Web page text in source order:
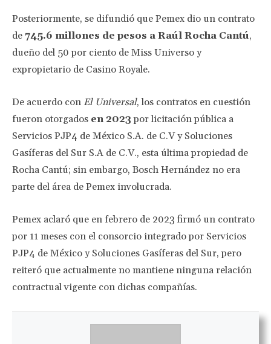
Posteriormente, se difundió que Pemex dio un contrato
de 745.6 millones de pesos a Raúl Rocha Cantú,
dueño del 50 por ciento de Miss Universo y
expropietario de Casino Royale.
De acuerdo con El Universal, los contratos en cuestión
fueron otorgados en 2023por licitación pública a
Servicios PJP4 de México S.A. de C.V y Soluciones
Gasíferas del Sur S.A de C.V., esta última propiedad de
Rocha Cantú; sin embargo, Bosch Hernández no era
parte del área de Pemex involucrada.
Pemex aclaró que en febrero de 2023 firmó un contrato
por 11 meses con el consorcio integrado por Servicios
PJP4 de México y Soluciones Gasíferas del Sur, pero
reiteró que actualmente no mantiene ninguna relación
contractual vigente con dichas compañías.